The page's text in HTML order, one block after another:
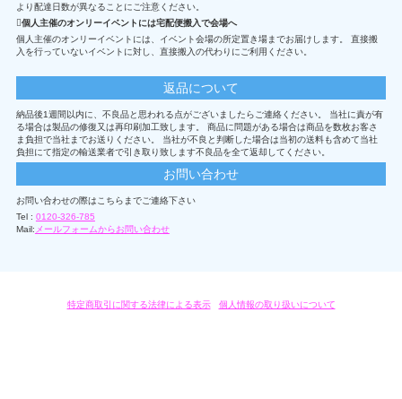
より配達日数が異なることにご注意ください。
個人主催のオンリーイベントには宅配便搬入で会場へ
個人主催のオンリーイベントには、イベント会場の所定置き場までお届けします。 直接搬
入を行っていないイベントに対し、直接搬入の代わりにご利用ください。
返品について
納品後1週間以内に、不良品と思われる点がございましたらご連絡ください。 当社に責が有
る場合は製品の修復又は再印刷加工致します。 商品に問題がある場合は商品を数枚お客さ
ま負担で当社までお送りください。 当社が不良と判断した場合は当初の送料も含めて当社
負担にて指定の輸送業者で引き取り致します不良品を全て返却してください。
お問い合わせ
お問い合わせの際はこちらまでご連絡下さい
Tel : 0120-326-785
Mail: メールフォームからお問い合わせ
特定商取引に関する法律による表示/ 個人情報の取り扱いについて